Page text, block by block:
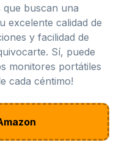
buscan una
excelente calidad de
y facilidad de
Sí, puede
monitores portátiles
cada céntimo!